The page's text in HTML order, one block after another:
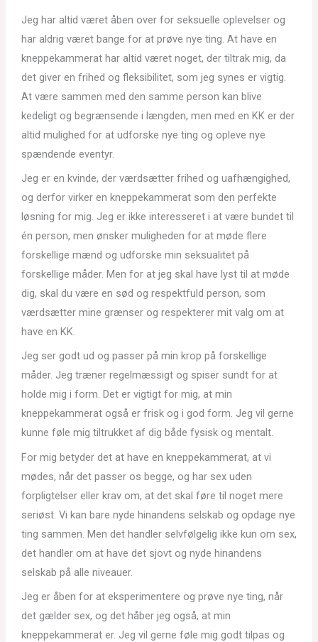
Jeg har altid været åben over for seksuelle oplevelser og
har aldrig været bange for at prøve nye ting. At have en
kneppekammerat har altid været noget, der tiltrak mig, da
det giver en frihed og fleksibilitet, som jeg synes er vigtig.
At være sammen med den samme person kan blive
kedeligt og begrænsende i længden, men med en KK er der
altid mulighed for at udforske nye ting og opleve nye
spændende eventyr.
Jeg er en kvinde, der værdsætter frihed og uafhængighed,
og derfor virker en kneppekammerat som den perfekte
løsning for mig. Jeg er ikke interesseret i at være bundet til
én person, men ønsker muligheden for at møde flere
forskellige mænd og udforske min seksualitet på
forskellige måder. Men for at jeg skal have lyst til at møde
dig, skal du være en sød og respektfuld person, som
værdsætter mine grænser og respekterer mit valg om at
have en KK.
Jeg ser godt ud og passer på min krop på forskellige
måder. Jeg træner regelmæssigt og spiser sundt for at
holde mig i form. Det er vigtigt for mig, at min
kneppekammerat også er frisk og i god form. Jeg vil gerne
kunne føle mig tiltrukket af dig både fysisk og mentalt.
For mig betyder det at have en kneppekammerat, at vi
mødes, når det passer os begge, og har sex uden
forpligtelser eller krav om, at det skal føre til noget mere
seriøst. Vi kan bare nyde hinandens selskab og opdage nye
ting sammen. Men det handler selvfølgelig ikke kun om sex,
det handler om at have det sjovt og nyde hinandens
selskab på alle niveauer.
Jeg er åben for at eksperimentere og prøve nye ting, når
det gælder sex, og det håber jeg også, at min
kneppekammerat er. Jeg vil gerne føle mig godt tilpas og